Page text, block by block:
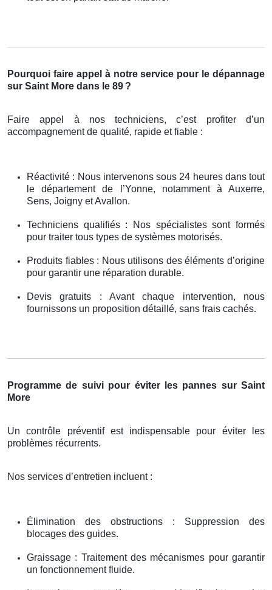
Pourquoi faire appel à notre service pour le dépannage
sur Saint More dans le 89 ?
Faire appel à nos techniciens, c’est profiter d’un
accompagnement de qualité, rapide et fiable :
Réactivité : Nous intervenons sous 24 heures dans tout
le département de l’Yonne, notamment à Auxerre,
Sens, Joigny et Avallon.
Techniciens qualifiés : Nos spécialistes sont formés
pour traiter tous types de systèmes motorisés.
Produits fiables : Nous utilisons des éléments d’origine
pour garantir une réparation durable.
Devis gratuits : Avant chaque intervention, nous
fournissons un proposition détaillé, sans frais cachés.
Programme de suivi pour éviter les pannes sur Saint
More
Un contrôle préventif est indispensable pour éviter les
problèmes récurrents.
Nos services d’entretien incluent :
Élimination des obstructions : Suppression des
blocages des guides.
Graissage : Traitement des mécanismes pour garantir
un fonctionnement fluide.